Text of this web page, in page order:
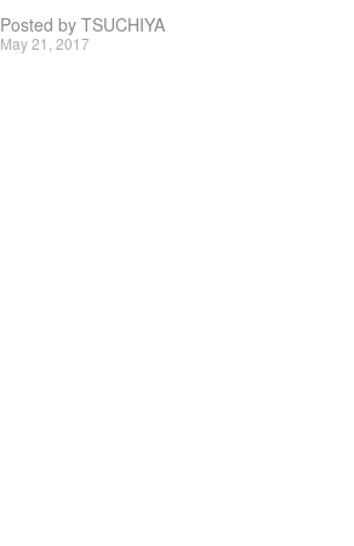
Posted by TSUCHIYA
May 21, 2017